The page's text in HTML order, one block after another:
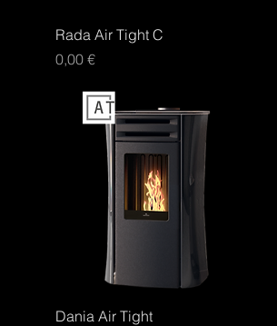
Aperçu rapide
Rada Air Tight C
Prix
0,00 €
Aperçu rapide
Dania Air Tight